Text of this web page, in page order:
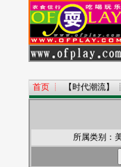
首页┊ 【时代潮流】 ┊
所属类别：